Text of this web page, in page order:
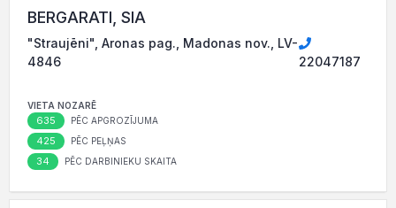
BERGARATI, SIA
"Straujēni", Aronas pag., Madonas nov., LV-
4846
22047187
VIETA NOZARĒ
635 PĒC APGROZĪJUMA
425 PĒC PEĻŅAS
34 PĒC DARBINIEKU SKAITA